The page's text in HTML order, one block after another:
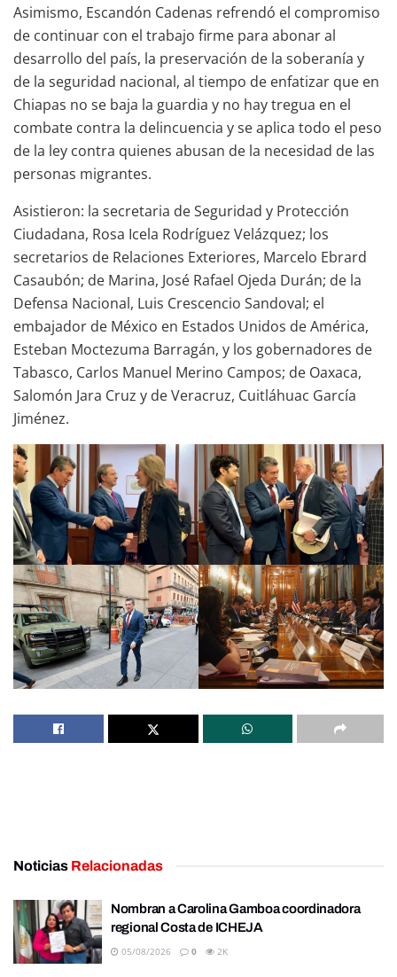
Asimismo, Escandón Cadenas refrendó el compromiso
de continuar con el trabajo firme para abonar al
desarrollo del país, la preservación de la soberanía y
de la seguridad nacional, al tiempo de enfatizar que en
Chiapas no se baja la guardia y no hay tregua en el
combate contra la delincuencia y se aplica todo el peso
de la ley contra quienes abusan de la necesidad de las
personas migrantes.
Asistieron: la secretaria de Seguridad y Protección
Ciudadana, Rosa Icela Rodríguez Velázquez; los
secretarios de Relaciones Exteriores, Marcelo Ebrard
Casaubón; de Marina, José Rafael Ojeda Durán; de la
Defensa Nacional, Luis Crescencio Sandoval; el
embajador de México en Estados Unidos de América,
Esteban Moctezuma Barragán, y los gobernadores de
Tabasco, Carlos Manuel Merino Campos; de Oaxaca,
Salomón Jara Cruz y de Veracruz, Cuitláhuac García
Jiménez.
Noticias Relacionadas
Nombran a Carolina Gamboa coordinadora
regional Costa de ICHEJA
05/08/2026 0 2K